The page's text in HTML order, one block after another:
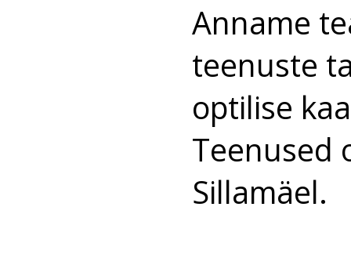
Anname
teenuste
optilise
Teenused
Sillamäel.